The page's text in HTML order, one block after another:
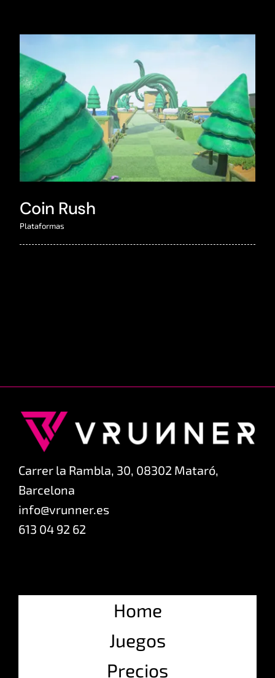
Coin Rush
Plataformas
Carrer la Rambla, 30, 08302 Mataró,
Barcelona
info@vrunner.es
613 04 92 62
Home
Juegos
Precios